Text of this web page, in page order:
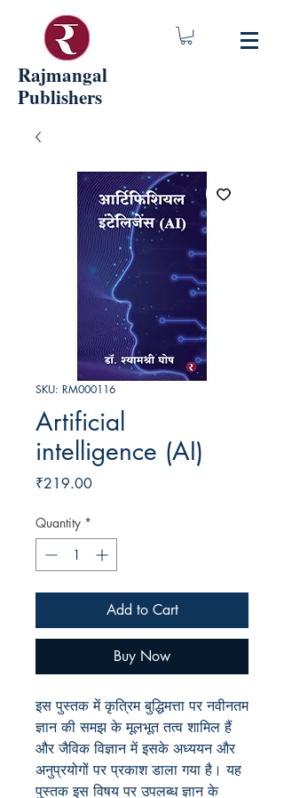
Rajmangal
Publishers
SKU: RM000116
Artificial
intelligence (AI)
₹219.00Price
Quantity *
Add to Cart
Buy Now
इस पुस्तक में कृत्रिम बुद्धिमत्ता पर नवीनतम
ज्ञान की समझ के मूलभूत तत्व शामिल हैं
और जैविक विज्ञान में इसके अध्ययन और
अनुप्रयोगों पर प्रकाश डाला गया है। यह
पुस्तक इस विषय पर उपलब्ध ज्ञान के